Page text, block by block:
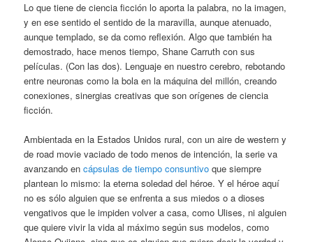
Lo que tiene de ciencia ficción lo aporta la palabra, no la imagen,
y en ese sentido el sentido de la maravilla, aunque atenuado,
aunque templado, se da como reflexión. Algo que también ha
demostrado, hace menos tiempo, Shane Carruth con sus
películas. (Con las dos). Lenguaje en nuestro cerebro, rebotando
entre neuronas como la bola en la máquina del millón, creando
conexiones, sinergias creativas que son orígenes de ciencia
ficción.
Ambientada en la Estados Unidos rural, con un aire de western y
de road movie vaciado de todo menos de intención, la serie va
avanzando encápsulas de tiempo consuntivo que siempre
plantean lo mismo: la eterna soledad del héroe. Y el héroe aquí
no es sólo alguien que se enfrenta a sus miedos o a dioses
vengativos que le impiden volver a casa, como Ulises, ni alguien
que quiere vivir la vida al máximo según sus modelos, como